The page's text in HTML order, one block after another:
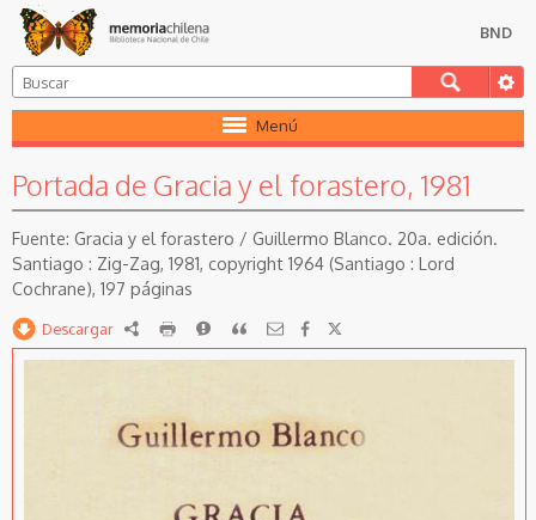
BND
Menú
Portada de Gracia y el forastero, 1981
Gracia y el forastero / Guillermo Blanco. 20a. edición.
Santiago : Zig-Zag, 1981, copyright 1964 (Santiago : Lord
Cochrane), 197 páginas
Descargar RDF imprimirReportarCitar